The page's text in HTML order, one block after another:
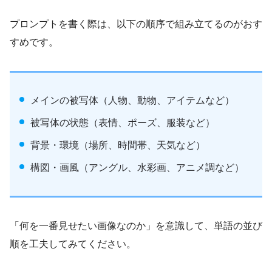
プロンプトを書く際は、以下の順序で組み立てるのがおす
すめです。
メインの被写体（人物、動物、アイテムなど）
被写体の状態（表情、ポーズ、服装など）
背景・環境（場所、時間帯、天気など）
構図・画風（アングル、水彩画、アニメ調など）
「何を一番見せたい画像なのか」を意識して、単語の並び
順を工夫してみてください。